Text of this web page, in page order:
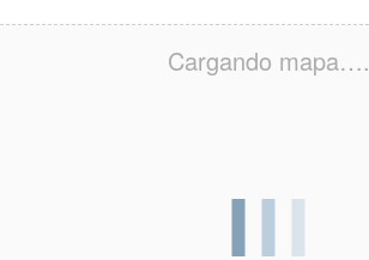
Cargando mapa….